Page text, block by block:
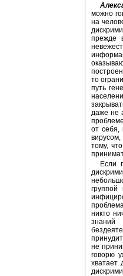
можно
на
прежде
то
путь
даже не
от
тому,
Если
никто
знаний
не
говорю
хватает